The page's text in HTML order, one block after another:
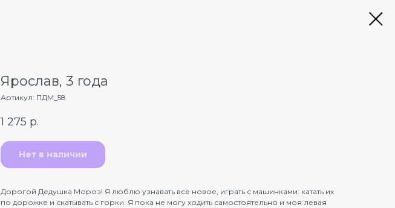
Ярослав, 3 года
Артикул: ПДМ_58
1 275 р.
Нет в наличии
Дорогой Дедушка Мороз! Я люблю узнавать все новое, играть с машинками: катать их
по дорожке и скатывать с горки. Я пока не могу ходить самостоятельно и моя левая